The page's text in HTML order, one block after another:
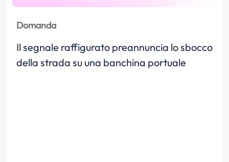
Domanda
Il segnale raffigurato preannuncia lo sbocco
della strada su una banchina portuale